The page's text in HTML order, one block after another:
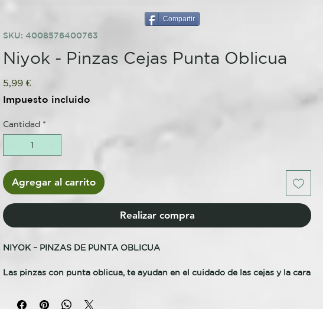
SKU: 4008576400763
Niyok - Pinzas Cejas Punta Oblicua
5,99 €Precio
Impuesto incluido
Cantidad *
Agregar al carrito
Realizar compra
NIYOK – PINZAS DE PUNTA OBLICUA
Las pinzas con punta oblicua, te ayudan en el cuidado de las cejas y la cara
Compartir